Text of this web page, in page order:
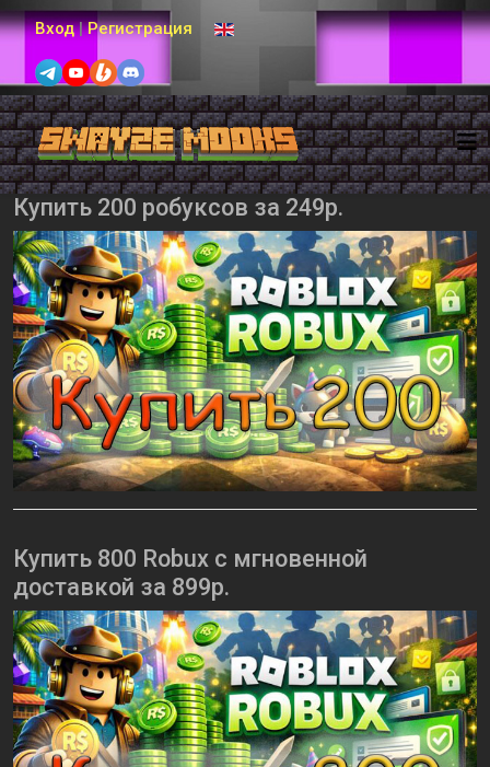
Вход | Регистрация Выберите язык
Купить 200 робуксов за 249р.
Купить 800 Robux с мгновенной
доставкой за 899р.